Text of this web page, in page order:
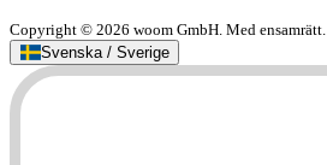
Copyright © 2026 woom GmbH. Med ensamrätt.
Svenska / Sverige